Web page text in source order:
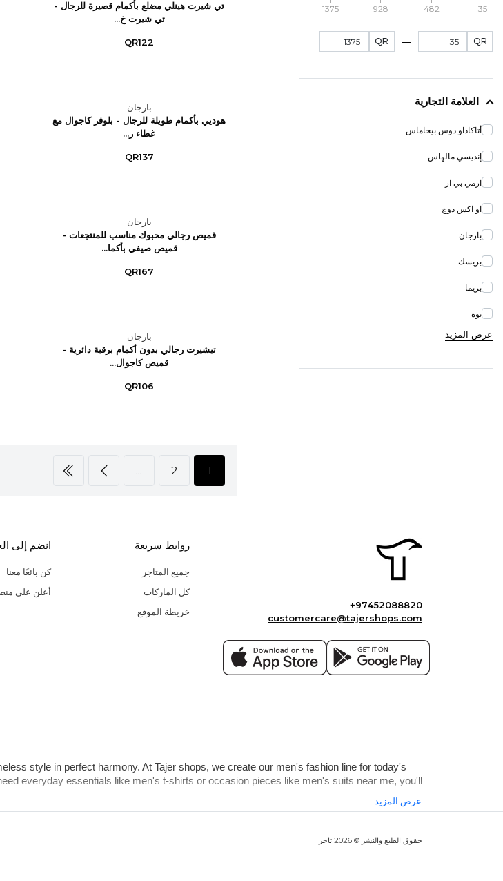
35
482
928
1375
QR
QR
العلامة التجارية
أتاكاداو دوس بيجاماس
إنديسي مالهاس
ارمي بي ار
او اكس دوج
بارجان
بريسك
بريما
بوه
تاجر
تروث كريشن
عرض المزيد
تي شيرت هينلي مضلع بأكمام قصيرة للرجال -
تي شيرت خ...
QR122
بارجان
هوديي بأكمام طويلة للرجال - بلوفر كاجوال مع
غطاء ر...
QR137
بارجان
قميص رجالي محبوك مناسب للمنتجعات -
قميص صيفي بأكما...
QR167
بارجان
تيشيرت رجالي بدون أكمام برقبة دائرية -
قميص كاجوال...
QR106
1
2
...
+97452088820
customercare@tajershops.com
روابط سريعة
جميع المتاجر
كل الماركات
خريطة الموقع
انضم إلى
كن بائعًا معنا
أعلن على
style in perfect harmony. At Tajer shops, we create our men's fashion line for today's
everyday essentials like men's t-shirts or occasion pieces like men's suits near me, you'll
and even men's slippers, our extensive collection keeps you in vogue, season after
عرض المزيد
حقوق الطبع والنشر © 2026 تاجر